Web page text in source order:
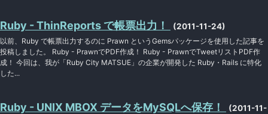
Ruby - ThinReports で帳票出力！ (2011-11-24)
以前、Ruby で帳票出力するのに Prawn というGemsパッケージを使用した記事を
投稿しました。 Ruby - PrawnでPDF作成！ Ruby - PrawnでTweetリストPDF作
成！ 今回は、我が「Ruby City MATSUE」の企業が開発した Ruby・Rails に特化
した...
Ruby - UNIX MBOX データをMySQLへ保存！
(2011-11-